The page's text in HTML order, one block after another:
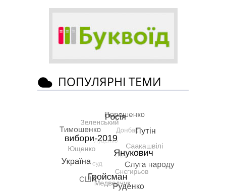
ПОПУЛЯРНІ ТЕМИ